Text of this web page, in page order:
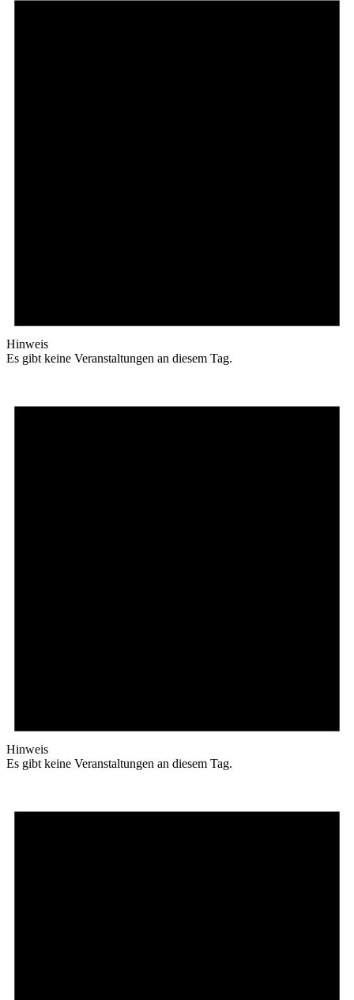
Hinweis
Es gibt keine Veranstaltungen an diesem Tag.
Hinweis
Es gibt keine Veranstaltungen an diesem Tag.